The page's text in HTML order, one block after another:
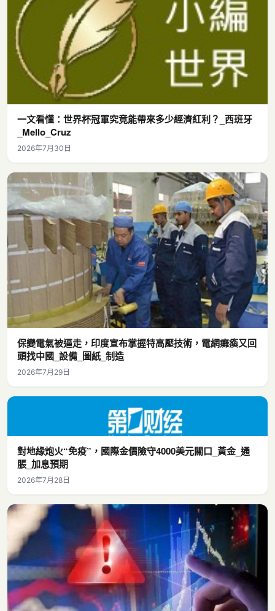
一文看懂：世界杯冠軍究竟能帶來多少經濟紅利？_西班牙
_Mello_Cruz
2026年7月30日
保變電氣被逼走，印度宣布掌握特高壓技術，電網癱瘓又回
頭找中國_設備_圖紙_制造
2026年7月29日
對地緣炮火“免疫”，國際金價險守4000美元關口_黃金_通
脹_加息預期
2026年7月28日